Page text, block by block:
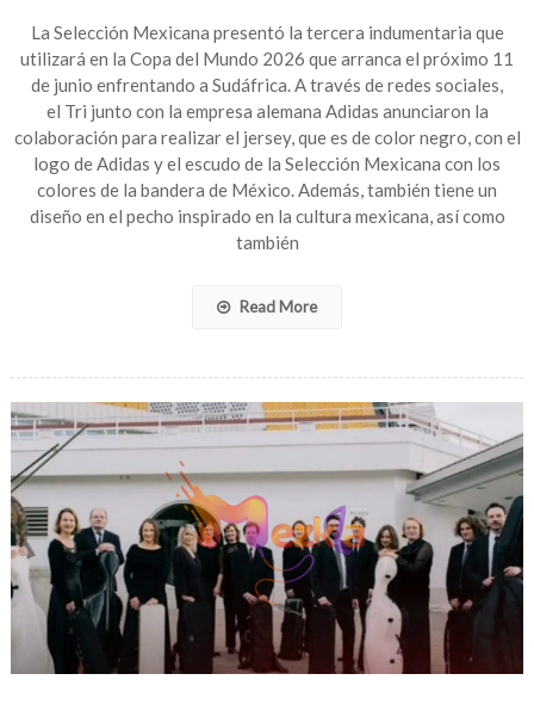
presenta
jersey
negro
para
el
Mundial
2026
La Selección Mexicana presentó la tercera indumentaria que
utilizará en la Copa del Mundo 2026 que arranca el próximo 11
de junio enfrentando a Sudáfrica. A través de redes sociales,
el Tri junto con la empresa alemana Adidas anunciaron la
colaboración para realizar el jersey, que es de color negro, con el
logo de Adidas y el escudo de la Selección Mexicana con los
colores de la bandera de México. Además, también tiene un
diseño en el pecho inspirado en la cultura mexicana, así como
también
Read More